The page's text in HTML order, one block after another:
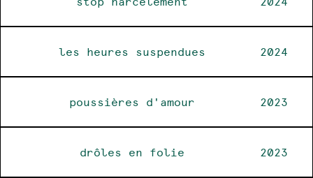
les heures suspendues 2024
poussières d'amour 2023
drôles en folie 2023